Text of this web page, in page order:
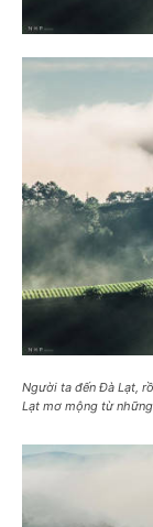
Người ta đến Đà Lạt,
Lạt mơ mộng từ